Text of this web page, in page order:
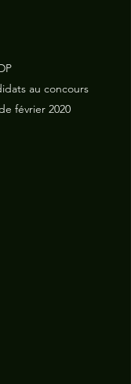
au concours
février 2020